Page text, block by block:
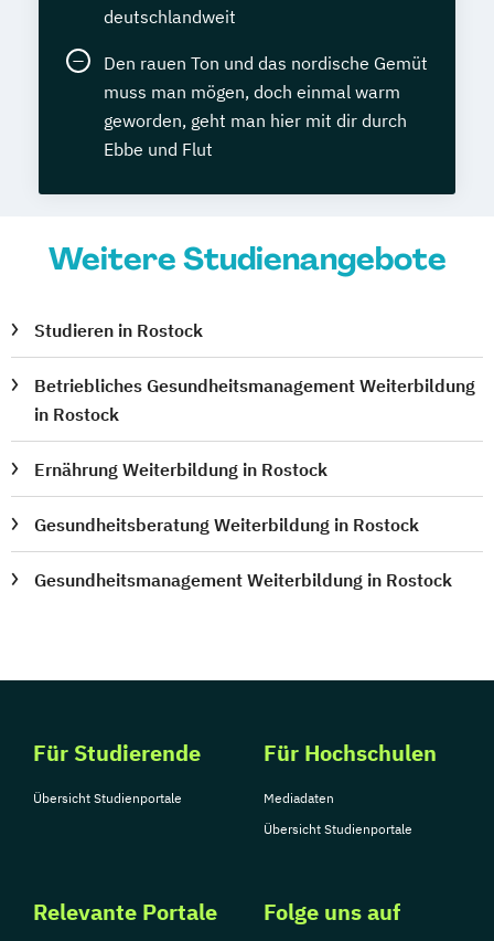
deutschlandweit
Den rauen Ton und das nordische Gemüt
muss man mögen, doch einmal warm
geworden, geht man hier mit dir durch
Ebbe und Flut
Weitere Studienangebote
Studieren in Rostock
Betriebliches Gesundheitsmanagement Weiterbildung
in Rostock
Ernährung Weiterbildung in Rostock
Gesundheitsberatung Weiterbildung in Rostock
Gesundheitsmanagement Weiterbildung in Rostock
Für Studierende
Übersicht Studienportale
Für Hochschulen
Mediadaten
Übersicht Studienportale
Relevante Portale Folge uns auf